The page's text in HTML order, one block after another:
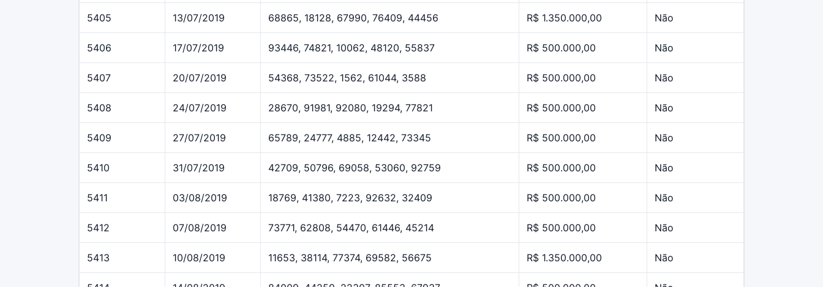
5405 13/07/2019 68865, 18128, 67990, 76409, 44456 R$ 1.350.000,00 Não
5406 17/07/2019 93446, 74821, 10062, 48120, 55837 R$ 500.000,00 Não
5407 20/07/2019 54368, 73522, 1562, 61044, 3588 R$ 500.000,00 Não
5408 24/07/2019 28670, 91981, 92080, 19294, 77821 R$ 500.000,00 Não
5409 27/07/2019 65789, 24777, 4885, 12442, 73345 R$ 500.000,00 Não
5410 31/07/2019 42709, 50796, 69058, 53060, 92759 R$ 500.000,00 Não
5411 03/08/2019 18769, 41380, 7223, 92632, 32409 R$ 500.000,00 Não
5412 07/08/2019 73771, 62808, 54470, 61446, 45214 R$ 500.000,00 Não
5413 10/08/2019 11653, 38114, 77374, 69582, 56675 R$ 1.350.000,00 Não